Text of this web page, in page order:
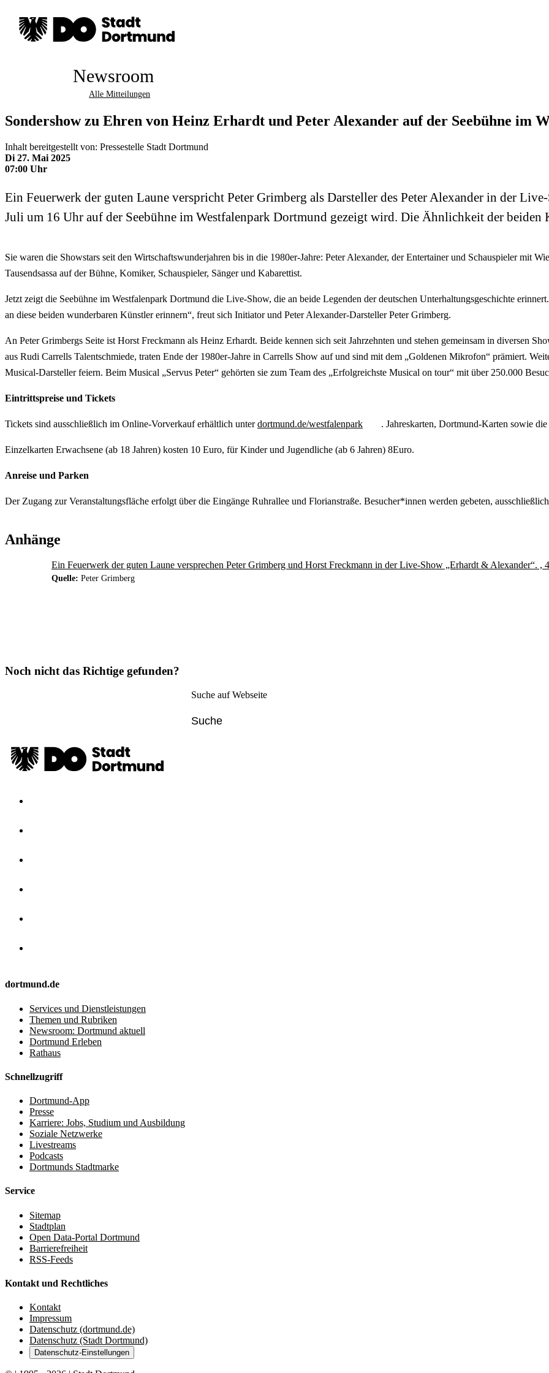
Newsroom
Alle Mitteilungen
Sondershow zu Ehren von Heinz Erhardt und Peter Alexander auf der Seebühne im
Inhalt bereitgestellt von: Pressestelle Stadt Dortmund
Di 27. Mai 2025
07:00 Uhr
Ein Feuerwerk der guten Laune verspricht Peter Grimberg als Darsteller des Peter Alexander in der
Juli um 16 Uhr auf der Seebühne im Westfalenpark Dortmund gezeigt wird. Die Ähnlichkeit der
Sie waren die Showstars seit den Wirtschaftswunderjahren bis in die 1980er-Jahre: Peter Alexander, der Entertainer und Schauspieler mit
Tausendsassa auf der Bühne, Komiker, Schauspieler, Sänger und Kabarettist.
Jetzt zeigt die Seebühne im Westfalenpark Dortmund die Live-Show, die an beide Legenden der deutschen Unterhaltungsgeschichte
an diese beiden wunderbaren Künstler erinnern“, freut sich Initiator und Peter Alexander-Darsteller Peter Grimberg.
An Peter Grimbergs Seite ist Horst Freckmann als Heinz Erhardt. Beide kennen sich seit Jahrzehnten und stehen gemeinsam in diversen
aus Rudi Carrells Talentschmiede, traten Ende der 1980er-Jahre in Carrells Show auf und sind mit dem „Goldenen Mikrofon“ prämiert.
Musical-Darsteller feiern. Beim Musical „Servus Peter“ gehörten sie zum Team des „Erfolgreichste Musical on tour“ mit über 250.000
Eintrittspreise und Tickets
Tickets sind ausschließlich im Online-Vorverkauf erhältlich unterdortmund.de/westfalenpark . Jahreskarten, Dortmund-Karten sowie
Einzelkarten Erwachsene (ab 18 Jahren) kosten 10 Euro, für Kinder und Jugendliche (ab 6 Jahren) 8Euro.
Anreise und Parken
Der Zugang zur Veranstaltungsfläche erfolgt über die Eingänge Ruhrallee und Florianstraße. Besucher*innen werden gebeten,
Anhänge
Ein Feuerwerk der guten Laune versprechen Peter Grimberg und Horst Freckmann in der Live-Show „Erhardt & Alexander“. ,
Quelle: Peter Grimberg
Noch nicht das Richtige gefunden?
Suche auf Webseite
dortmund.de
Services und Dienstleistungen
Themen und Rubriken
Newsroom: Dortmund aktuell
Dortmund Erleben
Rathaus
Schnellzugriff
Dortmund-App
Presse
Karriere: Jobs, Studium und Ausbildung
Soziale Netzwerke
Livestreams
Podcasts
Dortmunds Stadtmarke
Service
Sitemap
Stadtplan
Open Data-Portal Dortmund
Barrierefreiheit
RSS-Feeds
Kontakt und Rechtliches
Kontakt
Impressum
Datenschutz (dortmund.de)
Datenschutz (Stadt Dortmund)
Datenschutz-Einstellungen